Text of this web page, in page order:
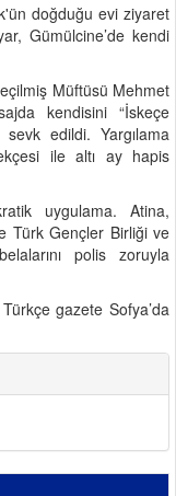
doğduğu evi ziyaret
Gümülcine’de kendi
Müftüsü Mehmet
kendisini “İskeçe
edildi. Yargılama
ile altı ay hapis
uygulama. Atina,
Türk Gençler Birliği ve
polis zoruyla
gazete Sofya’da